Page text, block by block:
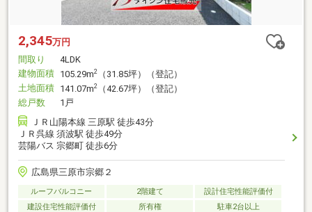
2,345万円
間取り
4LDK
建物面積 105.29m2
（31.85坪）（登記）
土地面積 141.07m2
（42.67坪）（登記）
総戸数
1戸
ＪＲ山陽本線 三原駅 徒歩43分
ＪＲ呉線 須波駅 徒歩49分
芸陽バス 宗郷町 徒歩6分
広島県三原市宗郷２
ルーフバルコニー 2階建て
設計住宅性能評価付
建設住宅性能評価付
所有権 駐車2台以上